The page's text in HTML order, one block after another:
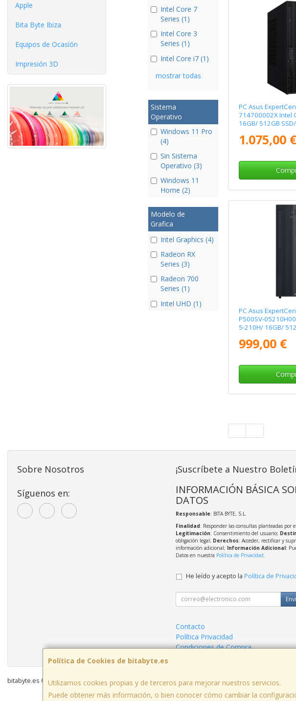
Apple
Bita Byte Ibiza
Equipos de Ocasíón
Impresión 3D
Intel Core 7
Series (1)
Intel Core 3
Series (1)
Intel Core i7 (1)
mostrar todas
Sistema
Operativo
Windows 11 Pro
(4)
Sin Sistema
Operativo (3)
Windows 11
Home (2)
Modelo de
Grafica
Intel Graphics (4)
Radeon RX
Series (3)
Radeon 700
Series (1)
Intel UHD (1)
PC Asus
714700002X Intel
16GB/ 512GB
1.075,00 €
PC Asus
P500SV-
5-210H/ 16GB/
999,00 €
Política de Cookies de bitabyte.es
Utilizamos cookies propias y de terceros para mejorar nuestros servicios.
Puede obtener más información, o bien conocer cómo cambiar la
Sobre Nosotros
Síguenos en:
¡Suscríbete a Nuestro
INFORMACIÓN BÁSICA
DATOS
Responsable: BITA BYTE, S.L.
Finalidad: Responder las consultas planteadas
Legitimación: Consentimiento del usuario;
obligación legal; Derechos: Acceder, rectificar y
información adicional; Información Adicional:
Datos en nuestra Política de Privacidad
He leído y acepto la Política de
Contacto
Política Privacidad
Condiciones de Compra
bitabyte.es © 2026
, , , ,